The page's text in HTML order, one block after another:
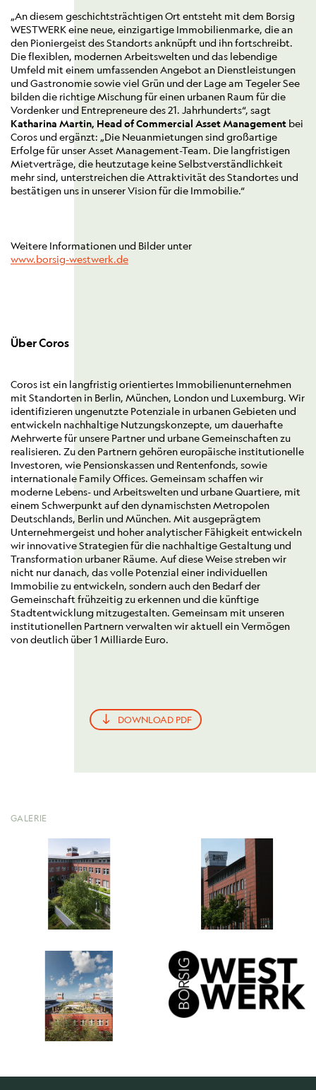
„An diesem geschichtsträchtigen Ort entsteht mit dem Borsig
WESTWERK eine neue, einzigartige Immobilienmarke, die an
den Pioniergeist des Standorts anknüpft und ihn fortschreibt.
Die flexiblen, modernen Arbeitswelten und das lebendige
Umfeld mit einem umfassenden Angebot an Dienstleistungen
und Gastronomie sowie viel Grün und der Lage am Tegeler See
bilden die richtige Mischung für einen urbanen Raum für die
Vordenker und Entrepreneure des 21. Jahrhunderts“, sagt
Katharina Martin, Head of Commercial Asset Management bei
Coros und ergänzt: „Die Neuanmietungen sind großartige
Erfolge für unser Asset Management-Team. Die langfristigen
Mietverträge, die heutzutage keine Selbstverständlichkeit
mehr sind, unterstreichen die Attraktivität des Standortes und
bestätigen uns in unserer Vision für die Immobilie.“
Weitere Informationen und Bilder unter
www.borsig-westwerk.de
Über Coros
Coros ist ein langfristig orientiertes Immobilienunternehmen
mit Standorten in Berlin, München, London und Luxemburg. Wir
identifizieren ungenutzte Potenziale in urbanen Gebieten und
entwickeln nachhaltige Nutzungskonzepte, um dauerhafte
Mehrwerte für unsere Partner und urbane Gemeinschaften zu
realisieren. Zu den Partnern gehören europäische institutionelle
Investoren, wie Pensionskassen und Rentenfonds, sowie
internationale Family Offices. Gemeinsam schaffen wir
moderne Lebens- und Arbeitswelten und urbane Quartiere, mit
einem Schwerpunkt auf den dynamischsten Metropolen
Deutschlands, Berlin und München. Mit ausgeprägtem
Unternehmergeist und hoher analytischer Fähigkeit entwickeln
wir innovative Strategien für die nachhaltige Gestaltung und
Transformation urbaner Räume. Auf diese Weise streben wir
nicht nur danach, das volle Potenzial einer individuellen
Immobilie zu entwickeln, sondern auch den Bedarf der
Gemeinschaft frühzeitig zu erkennen und die künftige
Stadtentwicklung mitzugestalten. Gemeinsam mit unseren
institutionellen Partnern verwalten wir aktuell ein Vermögen
von deutlich über 1 Milliarde Euro.
DOWNLOAD PDF
GALERIE